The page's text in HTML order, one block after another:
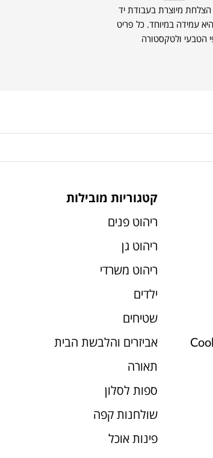
הצלחת מיוצרת בעבודת יד
עמידה במיוחד. כל פריט
הטבעי ולטקסטורה
קטגוריות מובילות
ריהוט פנים
ריהוט גן
ריהוט משרדי
ילדים
שטיחים
אביזרים והלבשת הבית
תאורה
ספות לסלון
שולחנות קפה
פינות אוכל